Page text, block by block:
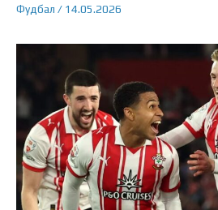
Фудбал / 14.05.2026